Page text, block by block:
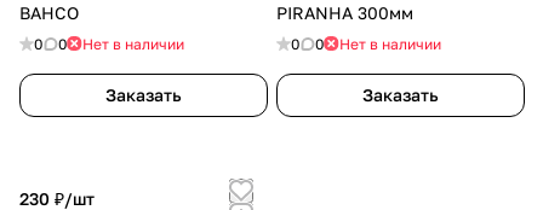
BAHCO
0 0 Нет в наличии
Заказать
PIRANHA 300мм
0 0 Нет в наличии
Заказать
230 ₽/шт